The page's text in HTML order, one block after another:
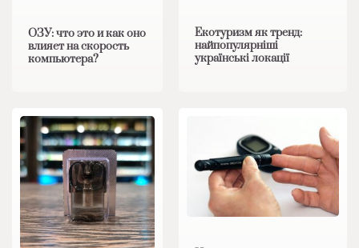
ОЗУ: что это и как оно
влияет на скорость
компьютера?
Екотуризм як тренд:
найпопулярніші
українські локації